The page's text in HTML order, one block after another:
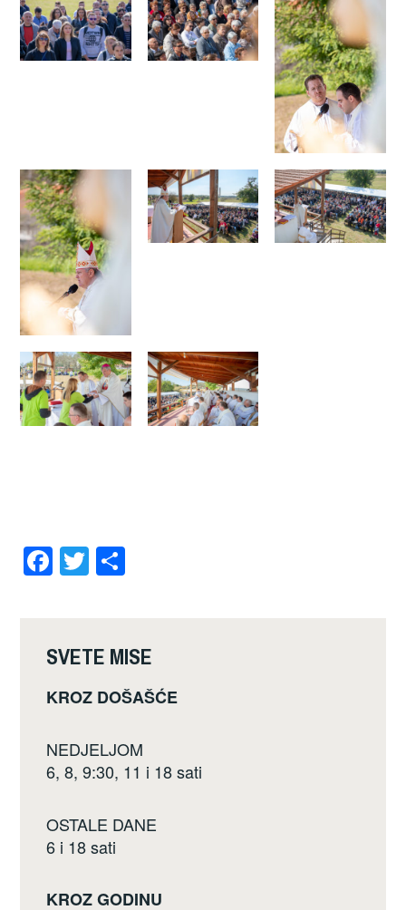
F
a
e
b
o
o
k
T
wi
er e
SVETE MISE
KROZ DOŠAŠĆE
NEDJELJOM
6, 8, 9:30, 11 i 18 sati
OSTALE DANE
6 i 18 sati
KROZ GODINU